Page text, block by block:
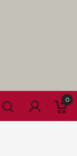
0